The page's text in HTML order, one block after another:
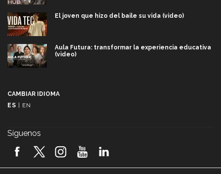
El joven que hizo del baile su vida (video)
Aula Futura: transformar la experiencia educativa
(video)
2026! (video)
CAMBIAR IDIOMA
ES
EN
Síguenos